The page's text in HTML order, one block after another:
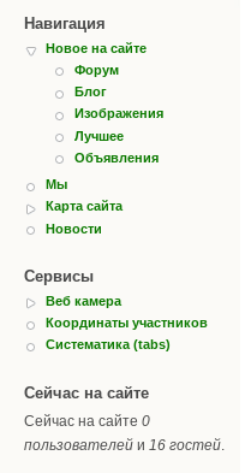
Навигация
Новое на сайте
Форум
Блог
Изображения
Лучшее
Объявления
Мы
Карта сайта
Новости
Сервисы
Веб камера
Координаты участников
Систематика (tabs)
Сейчас на сайте
Сейчас на сайте 0
пользователей и 16 гостей